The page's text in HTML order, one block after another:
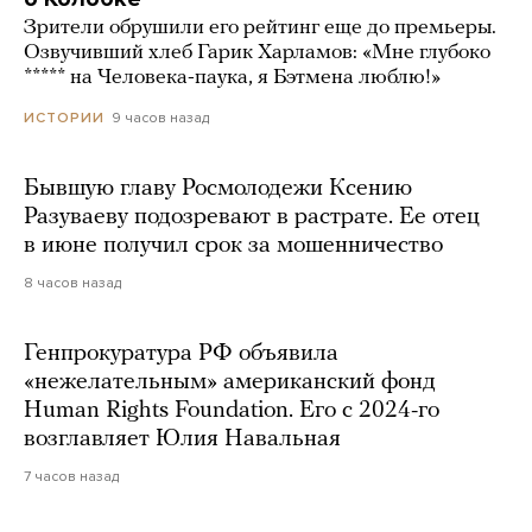
Зрители обрушили его рейтинг еще до премьеры.
Озвучивший хлеб Гарик Харламов: «Мне глубоко
***** на Человека-паука, я Бэтмена люблю!»
ИСТОРИИ 9 часов назад
Бывшую главу Росмолодежи Ксению
Разуваеву подозревают в растрате. Ее отец
в июне получил срок за мошенничество
8 часов назад
Генпрокуратура РФ объявила
«нежелательным» американский фонд
Human Rights Foundation. Его с 2024-го
возглавляет Юлия Навальная
7 часов назад